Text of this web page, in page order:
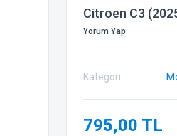
Citroen C3
Yorum Yap
Kategori
795,00 TL